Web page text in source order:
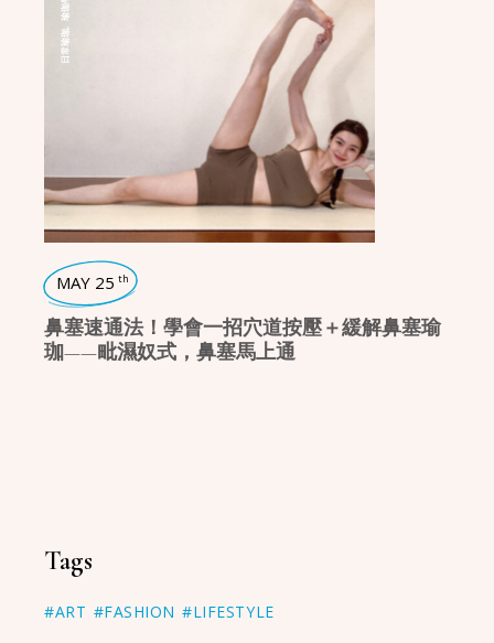
日常瑜珈
MAY 25 th
鼻塞速通法！學會一招穴道按壓＋緩解鼻塞瑜
珈——毗濕奴式，鼻塞馬上通
Tags
#ART #FASHION #LIFESTYLE